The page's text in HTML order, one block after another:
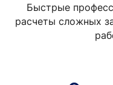
Быстрые
расчеты сложных